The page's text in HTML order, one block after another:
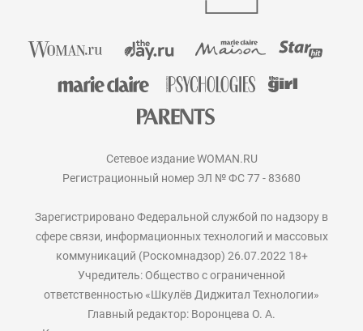
Сетевое издание WOMAN.RU
Регистрационный номер ЭЛ № ФС 77 - 83680
Зарегистрировано Федеральной службой по надзору в
сфере связи, информационных технологий и массовых
коммуникаций (Роскомнадзор) 26.07.2022 18+
Учредитель: Общество с ограниченной
ответственностью «Шкулёв Диджитал Технологии»
Главный редактор: Воронцева О. А.